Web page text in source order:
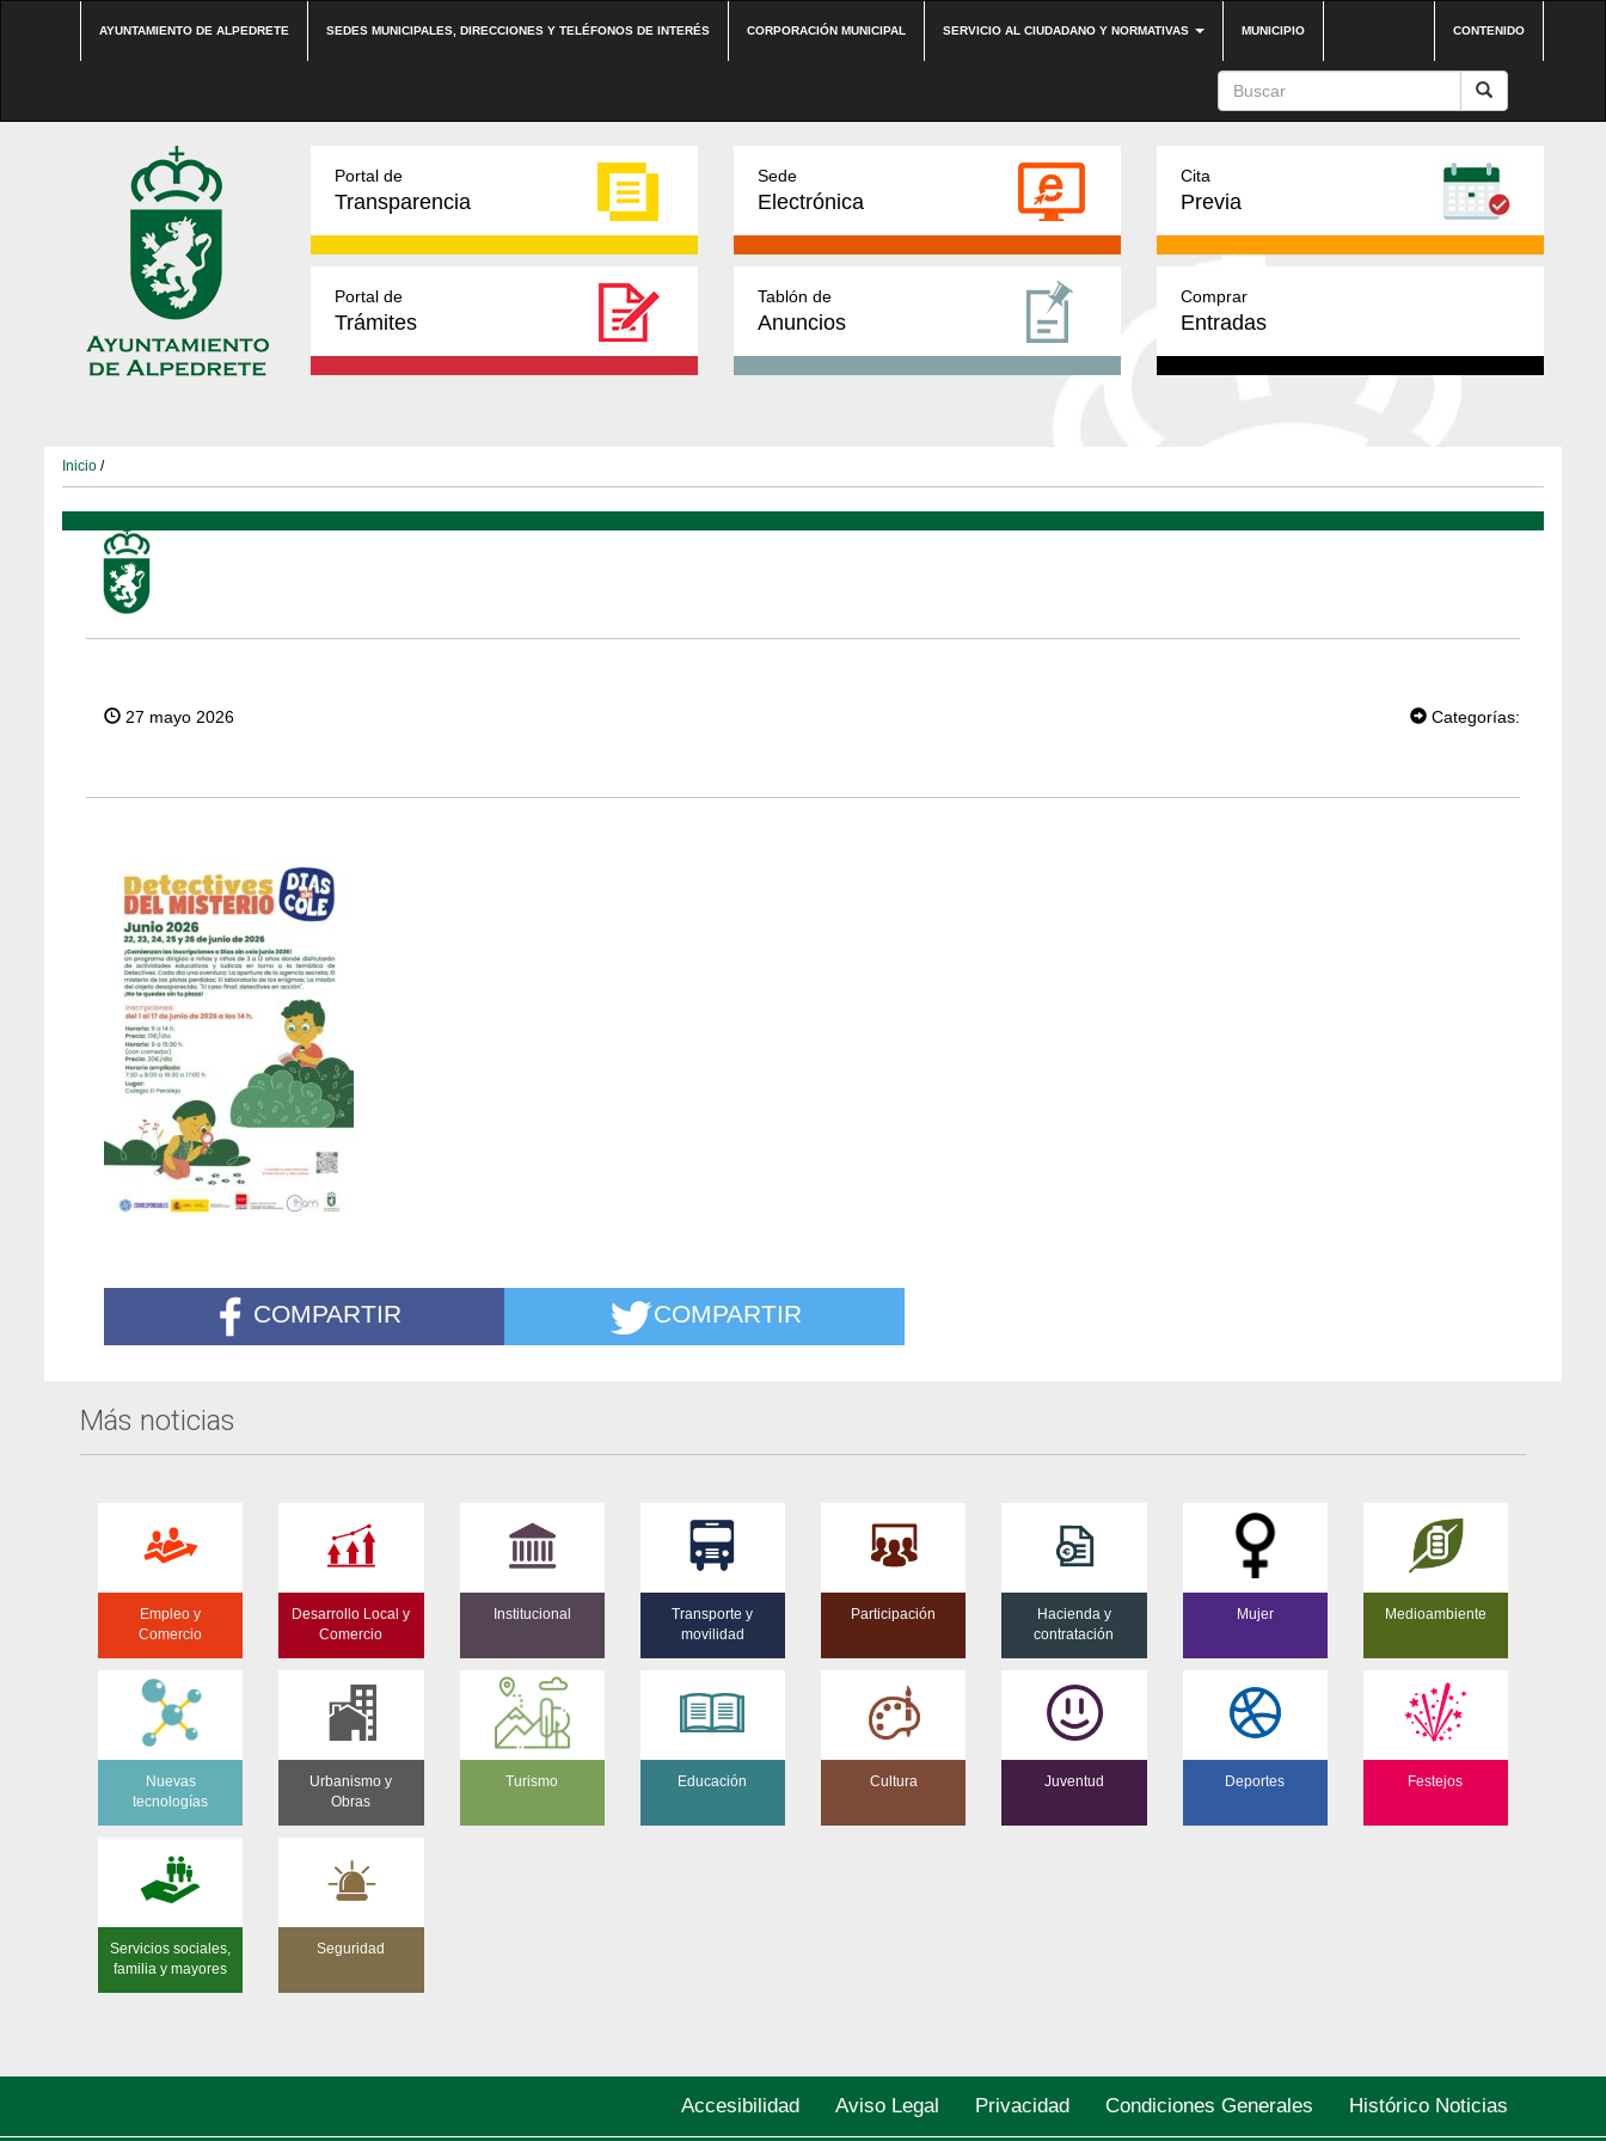
AYUNTAMIENTO DE ALPEDRETE SEDES MUNICIPALES, DIRECCIONES Y TELÉFONOS DE INTERÉS CORPORACIÓN MUNICIPAL SERVICIO AL CIUDADANO Y NORMATIVAS MUNICIPIO CONTENIDO
Portal de
Transparencia
Sede
Electrónica
Cita
Previa
Portal de
Trámites
Tablón de
Anuncios
Comprar
Entradas
Inicio /
27 mayo 2026 Categorías:
COMPARTIR COMPARTIR
Más noticias
Empleo y
Comercio
Desarrollo Local y
Comercio
Institucional
Transporte y
movilidad
Participación
Hacienda y
contratación
Mujer Medioambiente
Nuevas
tecnologías
Urbanismo y
Obras
Turismo Educación Cultura Juventud Deportes Festejos
Servicios sociales,
familia y mayores
Seguridad
Accesibilidad Aviso Legal Privacidad Condiciones Generales Histórico Noticias